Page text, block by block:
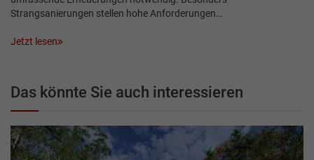
Strangsanierungen stellen hohe Anforderungen…
Jetzt lesen
Das könnte Sie auch interessieren